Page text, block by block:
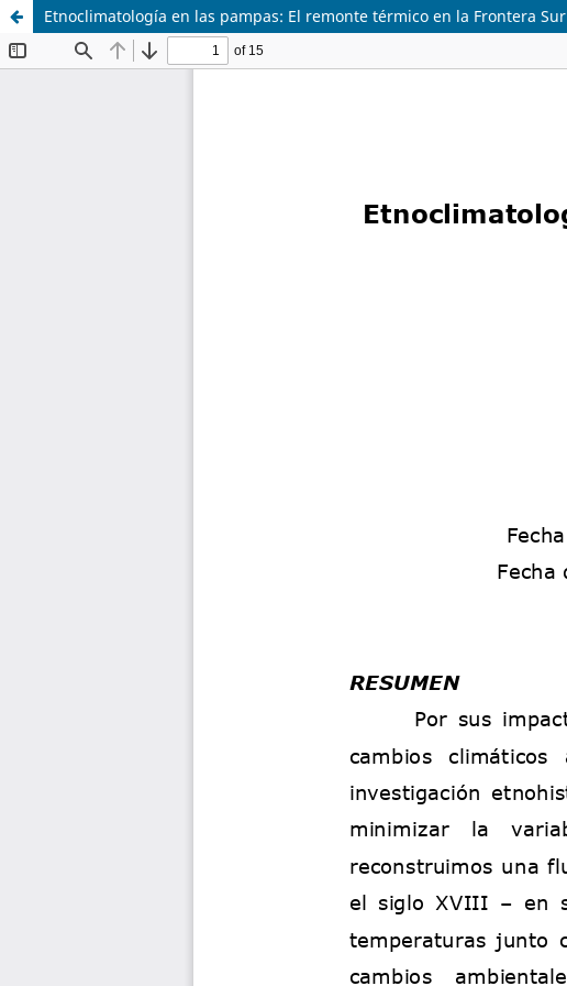
Etnoclimatología en las pampas: El remonte térmico en la Frontera Sur